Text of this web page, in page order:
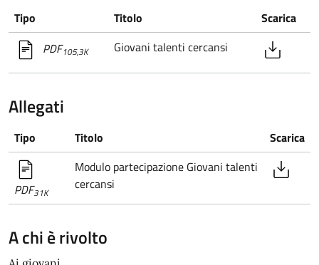
Tipo Titolo
Scarica
PDF105,3K Giovani talenti cercansi
Allegati
Tipo Titolo Scarica
PDF31K
Modulo partecipazione Giovani talenti
cercansi
A chi è rivolto